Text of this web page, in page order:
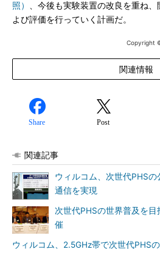
照）
、今後も実験装置の改良を重ね
よび評価を行っていく計画だ。
Copyright
関連情報
Share Post
関連記事
ウィルコム、次世代PHS
通信を実現
次世代PHSの世界普及を
催
ウィルコム、2.5GHz帯で次世代PHS